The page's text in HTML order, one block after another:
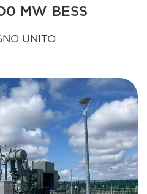
MW BESS
UNITO